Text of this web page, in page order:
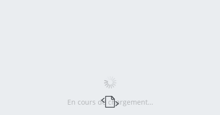
En cours de chargement…